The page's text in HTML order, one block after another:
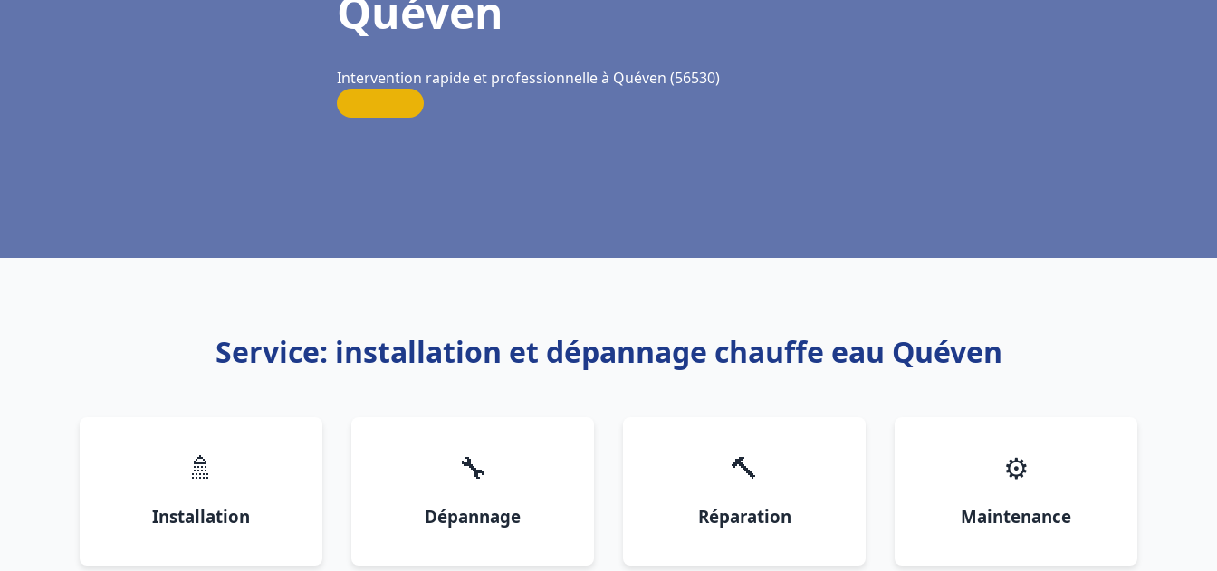
Quéven
Intervention rapide et professionnelle à Quéven (56530)
Service: installation et dépannage chauffe eau Quéven
🚿
Installation
🔧
Dépannage
🔨
Réparation
⚙️
Maintenance